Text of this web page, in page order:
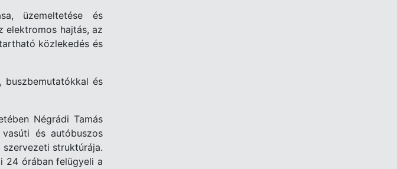
üzemeltetése és
elektromos hajtás, az
közlekedés és
buszbemutatókkal és
Négrádi Tamás
és autóbuszos
struktúrája.
24 órában felügyeli a